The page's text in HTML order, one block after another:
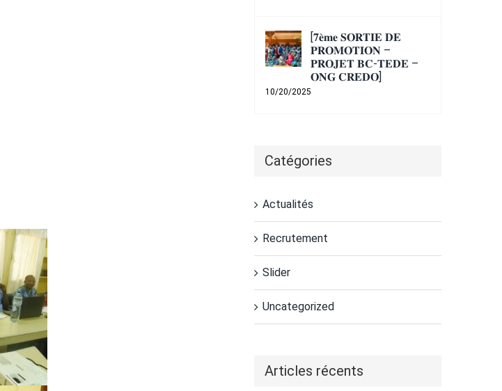
[𝟕𝐞̀𝐦𝐞 𝐒𝐎𝐑𝐓𝐈𝐄 𝐃𝐄
𝐏𝐑𝐎𝐌𝐎𝐓𝐈𝐎𝐍 –
𝐏𝐑𝐎𝐉𝐄𝐓 𝐁𝐂-𝐓𝐄𝐃𝐄 –
𝐎𝐍𝐆 𝐂𝐑𝐄𝐃𝐎]
10/20/2025
Catégories
Actualités
Recrutement
Slider
Uncategorized
Articles récents